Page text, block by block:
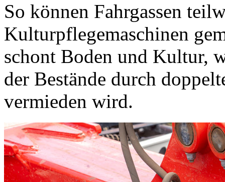
So können Fahrgassen
Kulturpflegemaschinen
schont Boden und Kultur,
der Bestände durch
vermieden wird.